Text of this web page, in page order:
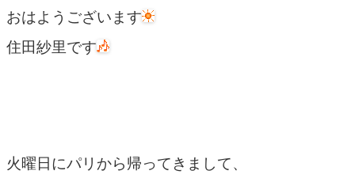
おはようございます
住田紗里です
火曜日にパリから帰ってきまして、